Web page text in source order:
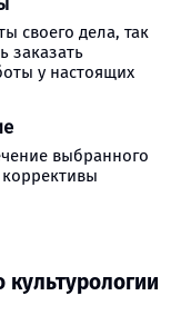
своего дела, так
заказать
у настоящих
выбранного
культурологии